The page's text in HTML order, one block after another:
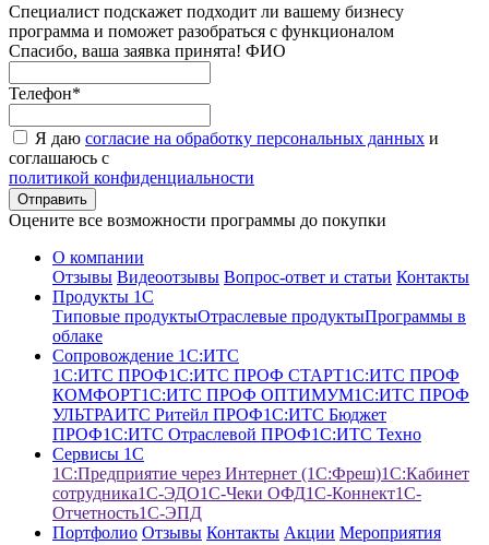
Специалист подскажет подходит ли вашему бизнесу
программа и поможет разобраться с функционалом
Спасибо, ваша заявка принята! ФИО
Телефон*
Я даю согласие на обработку персональных данных и
соглашаюсь с
политикой конфиденциальности
Оцените все возможности программы до покупки
О компании
Отзывы Видеоотзывы Вопрос-ответ и статьи Контакты
Продукты 1С
Типовые продуктыОтраслевые продуктыПрограммы в
облаке
Сопровождение 1С:ИТС
1С:ИТС ПРОФ1С:ИТС ПРОФ СТАРТ1С:ИТС ПРОФ
КОМФОРТ1С:ИТС ПРОФ ОПТИМУМ1С:ИТС ПРОФ
УЛЬТРАИТС Ритейл ПРОФ1С:ИТС Бюджет
ПРОФ1С:ИТС Отраслевой ПРОФ1С:ИТС Техно
Сервисы 1С
1С:Предприятие через Интернет (1С:Фреш)1С:Кабинет
сотрудника1С-ЭДО1С-Чеки ОФД1С‑Коннект1C-
Отчетность1С-ЭПД
Портфолио Отзывы Контакты Акции Мероприятия